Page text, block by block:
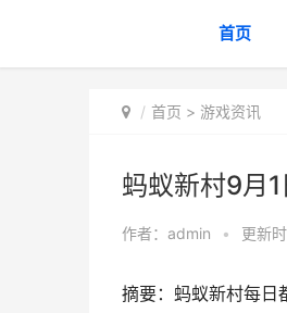
首页
首页 > 游戏资讯
蚂蚁新村9月
作者： admin • 更新
摘要：蚂蚁新村每日